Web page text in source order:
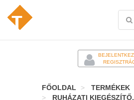
FŐOLDAL TERMÉKEK
RUHÁZATI